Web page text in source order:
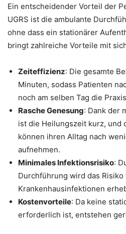
Ein entscheidender Vorteil der
UGRS ist die ambulante
ohne dass ein stationärer
bringt zahlreiche Vorteile mit
Zeiteffizienz: Die gesamte
Minuten, sodass Patienten
noch am selben Tag die
Rasche Genesung: Dank der
ist die Heilungszeit kurz, und
können ihren Alltag nach
aufnehmen.
Minimales Infektionsrisiko:
Durchführung wird das Risiko
Krankenhausinfektionen
Kostenvorteile: Da keine
erforderlich ist, entstehen